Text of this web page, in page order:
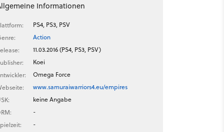
Informationen
PS4, PS3, PSV
Action
11.03.2016 (PS4, PS3, PSV)
Koei
Omega Force
www.samuraiwarriors4.eu/empires
keine Angabe
-
-